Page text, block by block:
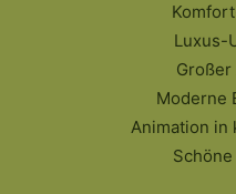
Luxus-
Moderne
Animation in